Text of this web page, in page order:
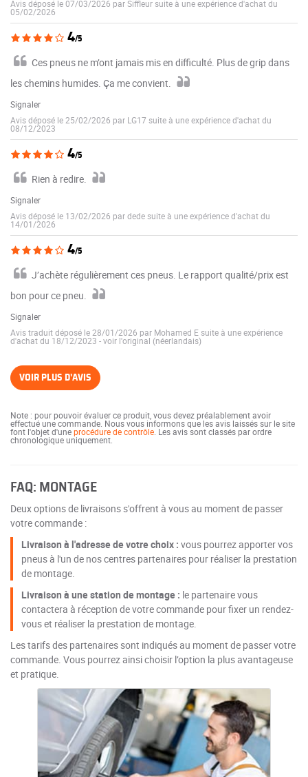
Avis déposé le 07/03/2026 par Siffleur suite à une expérience d'achat du
05/02/2026
4/5
Ces pneus ne m’ont jamais mis en difficulté. Plus de grip dans
les chemins humides. Ça me convient.
Signaler
Avis déposé le 25/02/2026 par LG17 suite à une expérience d'achat du
08/12/2023
4/5
Rien à redire.
Signaler
Avis déposé le 13/02/2026 par dede suite à une expérience d'achat du
14/01/2026
4/5
J’achète régulièrement ces pneus. Le rapport qualité/prix est
bon pour ce pneu.
Signaler
Avis traduit déposé le 28/01/2026 par Mohamed E suite à une expérience
d'achat du 18/12/2023 -voir l'original (néerlandais)
VOIR PLUS D'AVIS
Note : pour pouvoir évaluer ce produit, vous devez préalablement avoir
effectué une commande. Nous vous informons que les avis laissés sur le site
font l'objet d'uneprocédure de contrôle . Les avis sont classés par ordre
chronologique uniquement.
FAQ: MONTAGE
Deux options de livraisons s'offrent à vous au moment de passer
votre commande :
Livraison à l'adresse de votre choix : vous pourrez apporter vos
pneus à l'un de nos centres partenaires pour réaliser la prestation
de montage.
Livraison à une station de montage : le partenaire vous
contactera à réception de votre commande pour fixer un rendez-
vous et réaliser la prestation de montage.
Les tarifs des partenaires sont indiqués au moment de passer votre
commande. Vous pourrez ainsi choisir l’option la plus avantageuse
et pratique.